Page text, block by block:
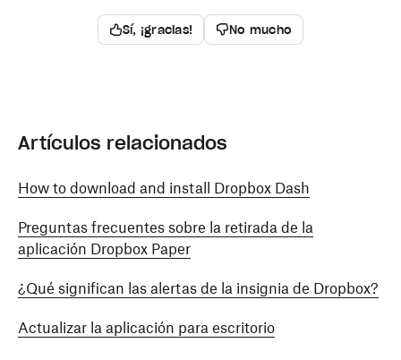
Sí, ¡gracias! No mucho
Artículos relacionados
How to download and install Dropbox Dash
Preguntas frecuentes sobre la retirada de la
aplicación Dropbox Paper
¿Qué significan las alertas de la insignia de Dropbox?
Actualizar la aplicación para escritorio